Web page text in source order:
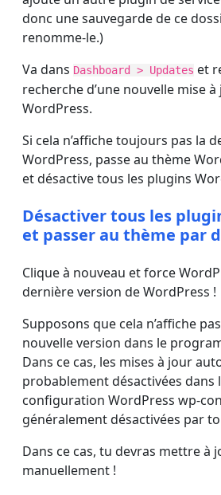
donc une sauvegarde de ce
renomme-le.)
Va dans Dashboard > Updates et
recherche d’une nouvelle mise
WordPress.
Si cela n’affiche toujours pas la
WordPress, passe au thème
et désactive tous les plugins
Désactiver tous les
et passer au thème par
Clique à nouveau et force
dernière version de WordPress !
Supposons que cela n’affiche
nouvelle version dans le
Dans ce cas, les mises à jour
probablement désactivées dans
configuration WordPress wp-
généralement désactivées par
Dans ce cas, tu devras mettre à
manuellement !